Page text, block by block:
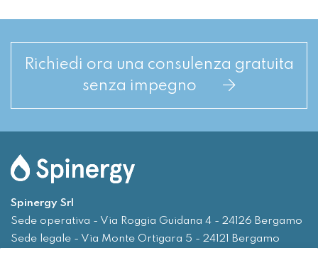
Richiedi ora una consulenza gratuita
senza impegno
Spinergy Srl
Sede operativa - Via Roggia Guidana 4 - 24126 Bergamo
Sede legale - Via Monte Ortigara 5 - 24121 Bergamo